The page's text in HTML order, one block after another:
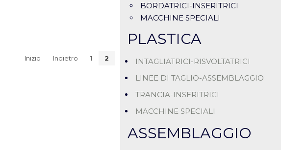
Inizio Indietro 1 2
BORDATRICI-INSERITRICI
MACCHINE SPECIALI
PLASTICA
INTAGLIATRICI-RISVOLTATRICI
LINEE DI TAGLIO-ASSEMBLAGGIO
TRANCIA-INSERITRICI
MACCHINE SPECIALI
ASSEMBLAGGIO